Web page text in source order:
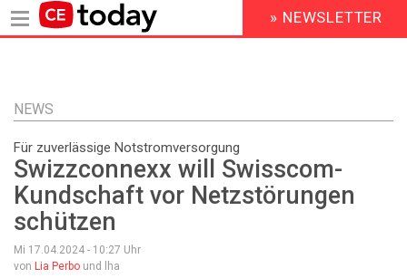
Inhalt
HEADER
MENU
» NEWSLETTER
NEWS
Für zuverlässige Notstromversorgung
Swizzconnexx will Swisscom-
Kundschaft vor Netzstörungen
schützen
Mi 17.04.2024 - 10:27 Uhr
von Lia Perbo und lha